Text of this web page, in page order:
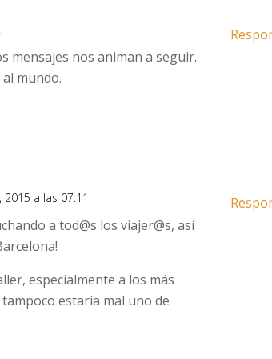
mensajes nos animan a seguir.
mundo.
2015 a las 07:11
a tod@s los viajer@s, así
especialmente a los más
estaría mal uno de